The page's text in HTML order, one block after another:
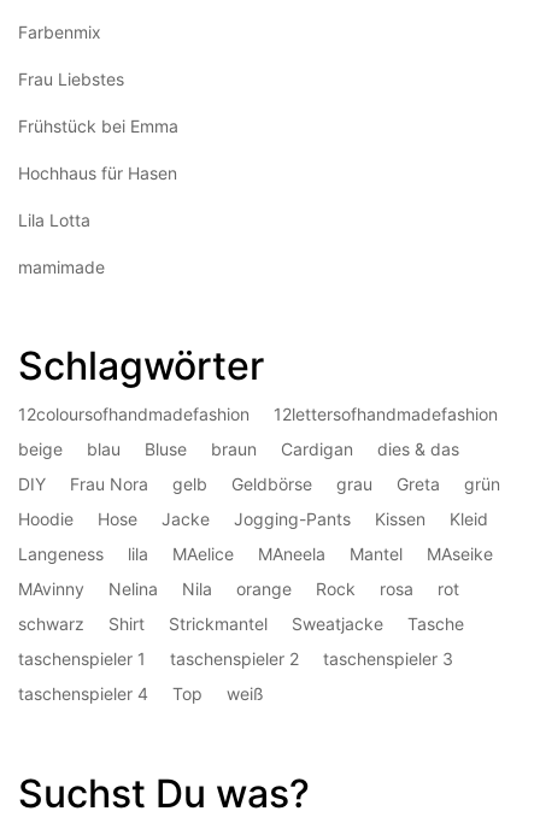
Farbenmix
Frau Liebstes
Frühstück bei Emma
Hochhaus für Hasen
Lila Lotta
mamimade
Schlagwörter
12coloursofhandmadefashion
12lettersofhandmadefashion
beige
blau Bluse braun Cardigan
dies & das
DIY
Frau Nora gelb Geldbörse grau Greta
grün
Hoodie
Hose Jacke Jogging-Pants Kissen
Kleid
Langeness
lila MAelice MAneela Mantel
MAseike
MAvinny
Nelina Nila orange Rock rosa
rot
schwarz
Shirt Strickmantel Sweatjacke
Tasche
taschenspieler 1
taschenspieler 2
taschenspieler 3
taschenspieler 4
Top weiß
Suchst Du was?